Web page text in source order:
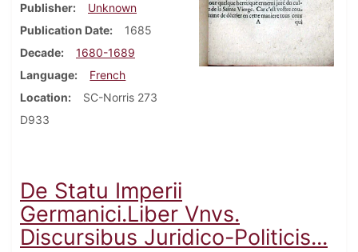
Publisher
Unknown
Publication Date
1685
Decade
1680-1689
Language
French
Location
SC-Norris 273
D933
De Statu Imperii
Germanici.Liber Vnvs.
Discursibus Juridico-Politicis...